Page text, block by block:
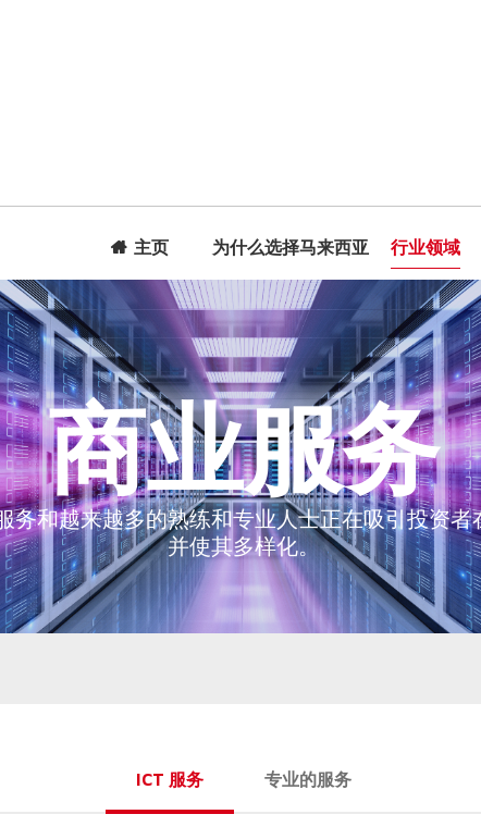
主页 为什么选择马来西亚 行业领域
ICT 服务 专业的服务